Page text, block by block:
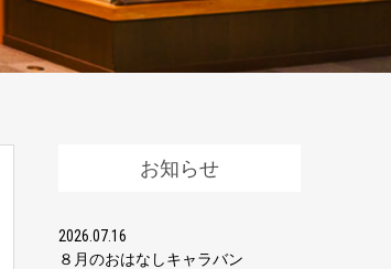
お知らせ
2026.07.16
８月のおはなしキャラバン